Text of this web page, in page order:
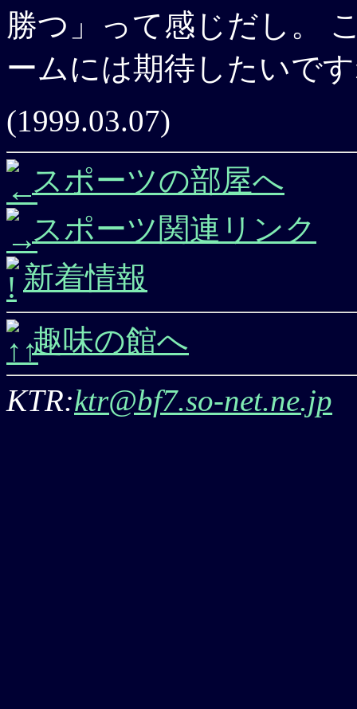
勝つ」って感じだし。
ームには期待したいで
(1999.03.07)
スポーツの部屋へ
スポーツ関連リンク
新着情報
趣味の館へ
KTR:ktr@bf7.so-net.ne.jp